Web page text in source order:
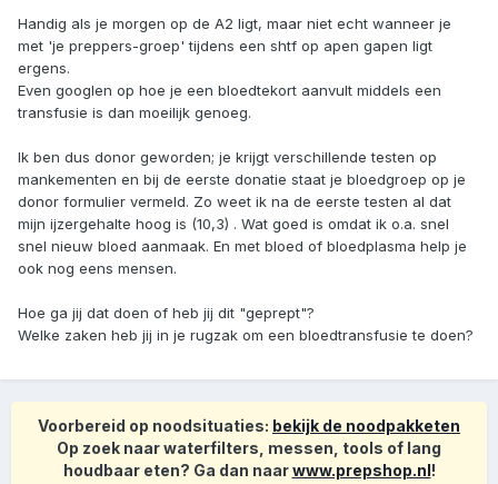
Handig als je morgen op de A2 ligt, maar niet echt wanneer je
met 'je preppers-groep' tijdens een shtf op apen gapen ligt
ergens.
Even googlen op hoe je een bloedtekort aanvult middels een
transfusie is dan moeilijk genoeg.
Ik ben dus donor geworden; je krijgt verschillende testen op
mankementen en bij de eerste donatie staat je bloedgroep op je
donor formulier vermeld. Zo weet ik na de eerste testen al dat
mijn ijzergehalte hoog is (10,3) . Wat goed is omdat ik o.a. snel
snel nieuw bloed aanmaak. En met bloed of bloedplasma help je
ook nog eens mensen.
Hoe ga jij dat doen of heb jij dit "geprept"?
Welke zaken heb jij in je rugzak om een bloedtransfusie te doen?
Voorbereid op noodsituaties: bekijk de noodpakketen
Op zoek naar waterfilters, messen, tools of lang
houdbaar eten? Ga dan naarwww.prepshop.nl!